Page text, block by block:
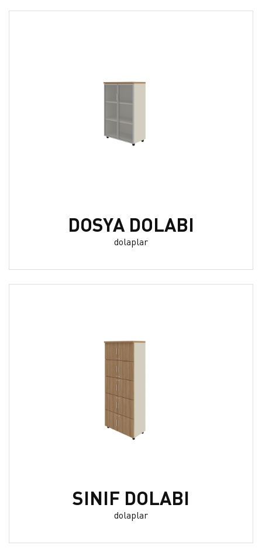
DOSYA DOLABI
dolaplar
SINIF DOLABI
dolaplar